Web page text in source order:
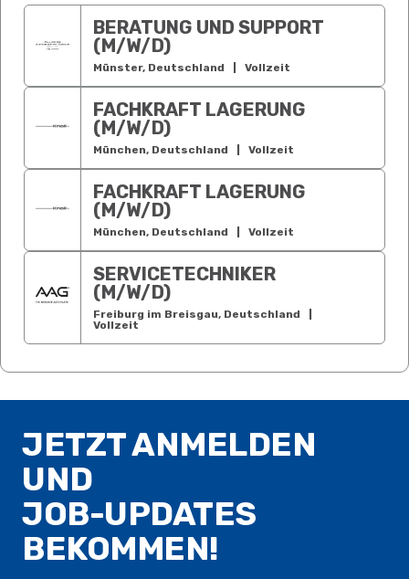
BERATUNG UND SUPPORT
(M/W/D)
Münster, Deutschland Vollzeit
FACHKRAFT LAGERUNG
(M/W/D)
München, Deutschland Vollzeit
FACHKRAFT LAGERUNG
(M/W/D)
München, Deutschland Vollzeit
SERVICETECHNIKER
(M/W/D)
Freiburg im Breisgau, Deutschland
Vollzeit
JETZT ANMELDEN
UND
JOB-UPDATES
BEKOMMEN!